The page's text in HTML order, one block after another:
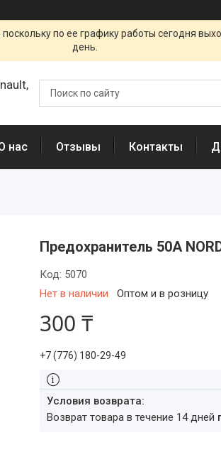
по ее графику работы сегодня
день.
нас Отзывы Контакты
Предохранитель 50A
Нет в наличии Оптом и в розницу
Код: 5070
300 ₸
+7 (776) 180-29-49
возврат товара в течение 14 дней